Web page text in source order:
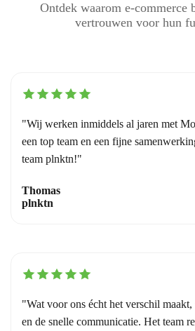
Ontdek waarom e-commerce
vertrouwen voor hun
"Wij werken inmiddels al jaren met
een top team en een fijne
team plnktn!"
Thomas
plnktn
"Wat voor ons écht het verschil
en de snelle communicatie. Het team